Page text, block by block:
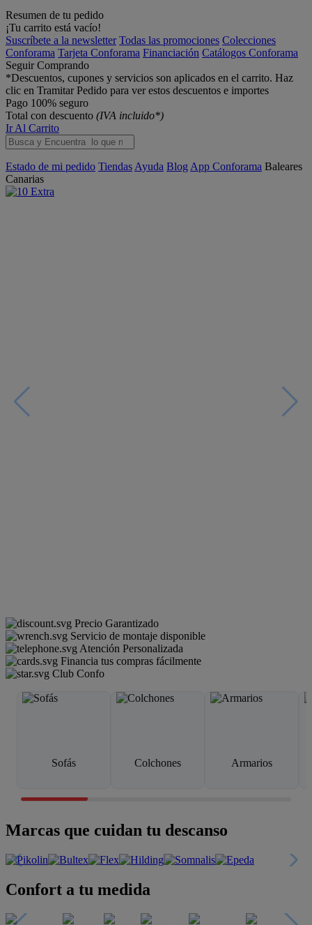
Resumen de tu pedido
¡Tu carrito está vacío!
Suscríbete a la newsletter Todas las promociones Colecciones
Conforama Tarjeta Conforama Financiación Catálogos Conforama
Seguir Comprando
*Descuentos, cupones y servicios son aplicados en el carrito. Haz
clic en Tramitar Pedido para ver estos descuentos e importes
Pago 100% seguro
Total con descuento (IVA incluido*)
Ir Al Carrito
Estado de mi pedido Tiendas Ayuda Blog App Conforama Baleares
Canarias
Precio Garantizado
Servicio de montaje disponible
Atención Personalizada
Financia tus compras fácilmente
Club Confo
Sofás Colchones Armarios
Marcas que cuidan tu descanso
Confort a tu medida